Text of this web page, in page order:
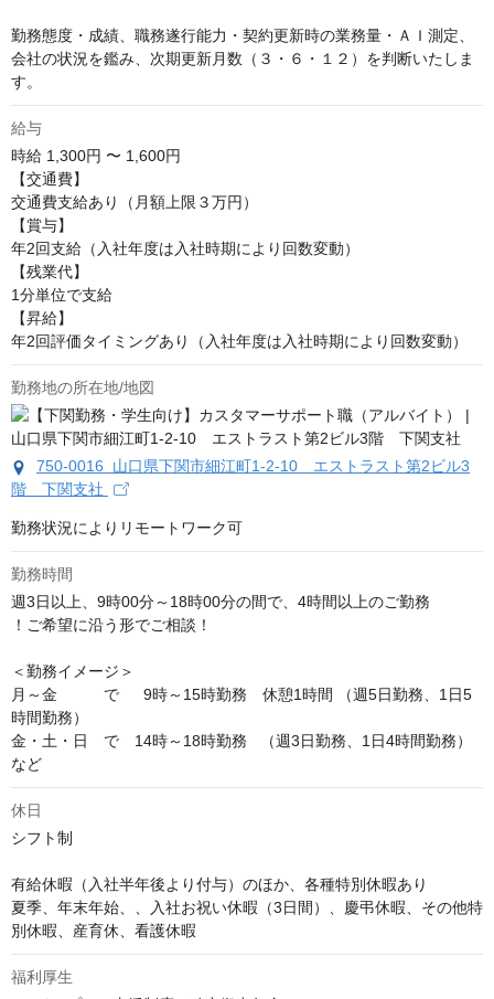
勤務態度・成績、職務遂行能力・契約更新時の業務量・ＡＩ測定、
会社の状況を鑑み、次期更新月数（３・６・１２）を判断いたしま
す。
給与
時給 1,300円 〜 1,600円
【交通費】
交通費支給あり（月額上限３万円）
【賞与】
年2回支給（入社年度は入社時期により回数変動）
【残業代】
1分単位で支給
【昇給】
年2回評価タイミングあり（入社年度は入社時期により回数変動）
勤務地の所在地/地図
750-0016 山口県下関市細江町1-2-10 エストラスト第2ビル3
階 下関支社
勤務状況によりリモートワーク可
勤務時間
週3日以上、9時00分～18時00分の間で、4時間以上のご勤務
！ご希望に沿う形でご相談！
＜勤務イメージ＞
月～金　　　で　  9時～15時勤務　休憩1時間 （週5日勤務、1日5
時間勤務）
金・土・日　で　14時～18時勤務   （週3日勤務、1日4時間勤務）
など
休日
シフト制
有給休暇（入社半年後より付与）のほか、各種特別休暇あり
夏季、年末年始、、入社お祝い休暇（3日間）、慶弔休暇、その他特
別休暇、産育休、看護休暇
福利厚生